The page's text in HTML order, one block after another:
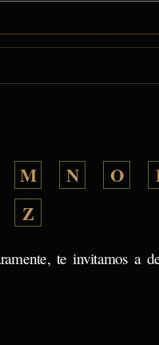
M N O
Z
te invitamos a